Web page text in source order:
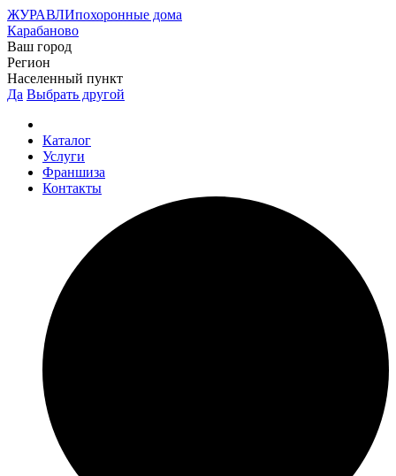
ЖУРАВЛИпохоронные дома
Карабаново
Ваш город
Регион
Населенный пункт
Да Выбрать другой
Каталог
Услуги
Франшиза
Контакты